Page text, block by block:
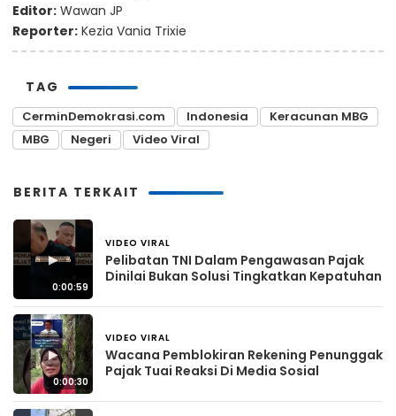
Editor: Wawan JP
Reporter: Kezia Vania Trixie
TAG
CerminDemokrasi.com Indonesia
Keracunan MBG
MBG
Negeri Video Viral
BERITA TERKAIT
▶
0:00:59
VIDEO VIRAL
Pelibatan TNI Dalam Pengawasan Pajak
Dinilai Bukan Solusi Tingkatkan Kepatuhan
▶
0:00:30
VIDEO VIRAL
Wacana Pemblokiran Rekening Penunggak
Pajak Tuai Reaksi Di Media Sosial